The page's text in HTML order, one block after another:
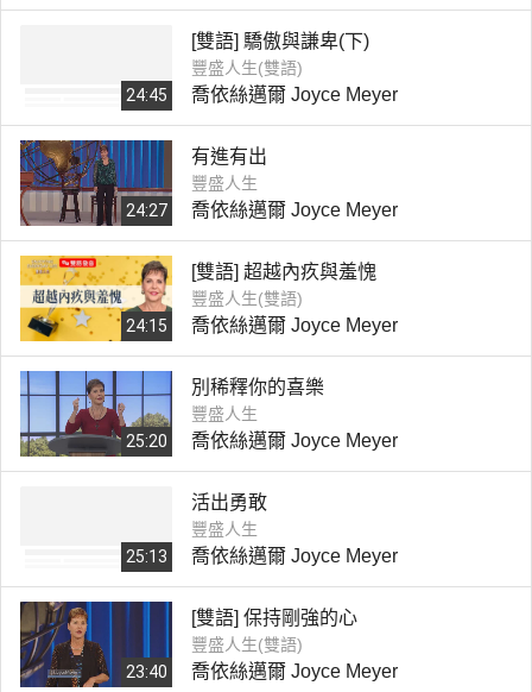
24:45
[雙語] 驕傲與謙卑(下)
豐盛人生(雙語)
喬依絲邁爾 Joyce Meyer
24:27
有進有出
豐盛人生
喬依絲邁爾 Joyce Meyer
24:15
[雙語] 超越內疚與羞愧
豐盛人生(雙語)
喬依絲邁爾 Joyce Meyer
25:20
別稀釋你的喜樂
豐盛人生
喬依絲邁爾 Joyce Meyer
25:13
活出勇敢
豐盛人生
喬依絲邁爾 Joyce Meyer
23:40
[雙語] 保持剛強的心
豐盛人生(雙語)
喬依絲邁爾 Joyce Meyer